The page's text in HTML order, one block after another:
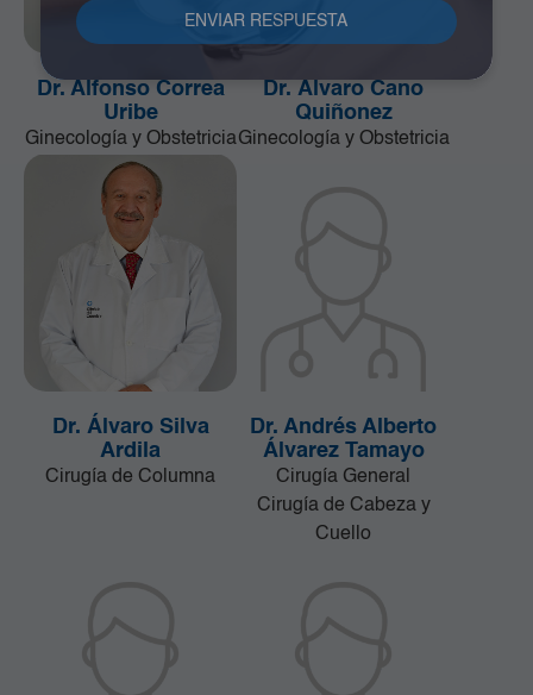
Dr. Alfonso Correa
Uribe
Ginecología y Obstetricia
Dr. Álvaro Cano
Quiñonez
Ginecología y Obstetricia
Dr. Álvaro Silva
Ardila
Cirugía de Columna
Dr. Andrés Alberto
Álvarez Tamayo
Cirugía General
Cirugía de Cabeza y
Cuello